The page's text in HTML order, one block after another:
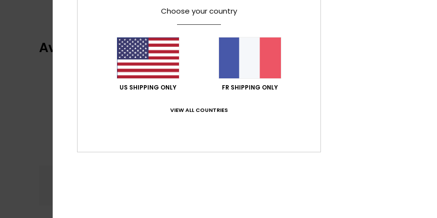
Avis clients
0% de nos clients recommandent ce produit
Choose your country
US SHIPPING ONLY FR SHIPPING ONLY
VIEW ALL COUNTRIES